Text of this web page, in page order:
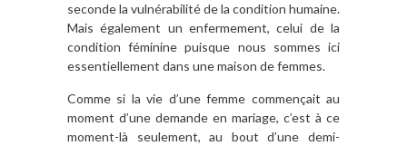
seconde la vulnérabilité de la condition humaine.
Mais également un enfermement, celui de la
condition féminine puisque nous sommes ici
essentiellement dans une maison de femmes.
Comme si la vie d’une femme commençait au
moment d’une demande en mariage, c’est à ce
moment-là seulement, au bout d’une demi-